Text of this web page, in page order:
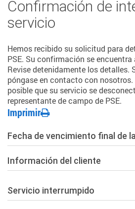
Confirmación de
servicio
Hemos recibido su solicitud para
PSE. Su confirmación se
Revise detenidamente los detalles.
póngase en contacto con nosotros.
posible que su servicio se
representante de campo de PSE.
Imprimir
Fecha de vencimiento final de
Información del cliente
Servicio interrumpido